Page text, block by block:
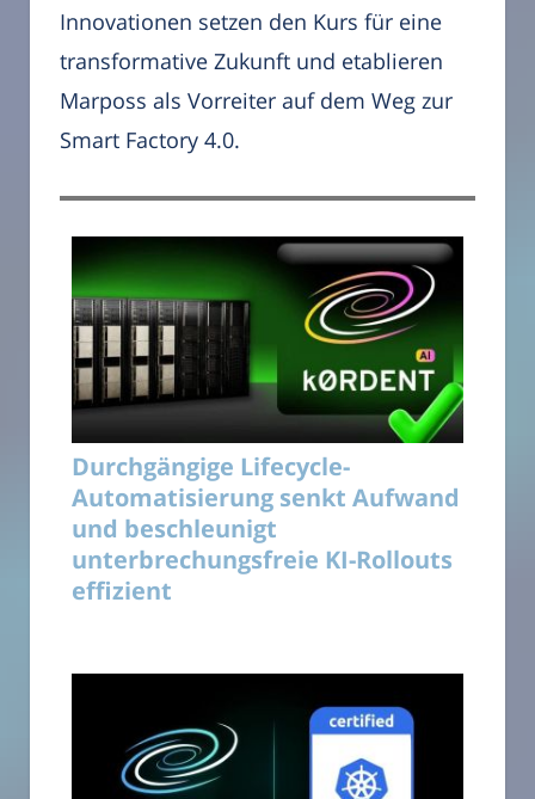
Innovationen setzen den Kurs für eine
transformative Zukunft und etablieren
Marposs als Vorreiter auf dem Weg zur
Smart Factory 4.0.
Durchgängige Lifecycle-
Automatisierung senkt Aufwand
und beschleunigt
unterbrechungsfreie KI-Rollouts
effizient